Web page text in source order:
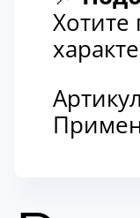
Хотите